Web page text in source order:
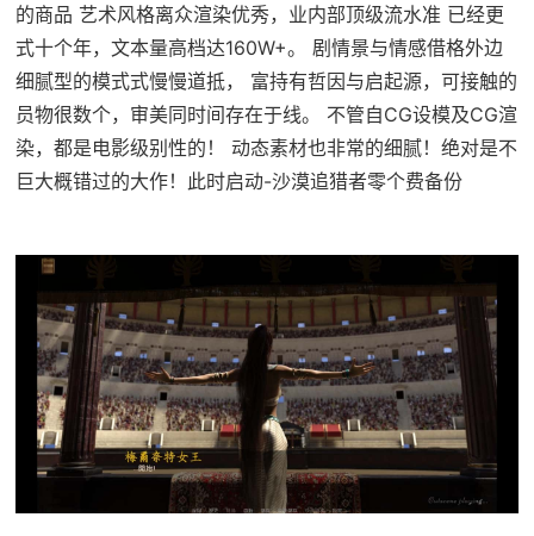
的商品 艺术风格离众渲染优秀，业内部顶级流水准 已经更
式十个年，文本量高档达160W+。 剧情景与情感借格外边
细腻型的模式式慢慢道抵， 富持有哲因与启起源，可接触的
员物很数个，审美同时间存在于线。 不管自CG设模及CG渲
染，都是电影级别性的！ 动态素材也非常的细腻！绝对是不
巨大概错过的大作！此时启动-沙漠追猎者零个费备份